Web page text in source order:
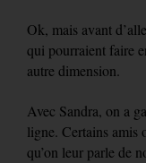
Ok, mais avant
qui pourraient faire
autre dimension.
Avec Sandra, on a
ligne. Certains amis
qu’on leur parle de